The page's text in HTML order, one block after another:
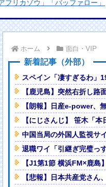
リカゾウ」「バッファロー」
い画像を投稿！
NEW!
なる（画像・動画あり）
ッ」店員「あの…？」ワイ「い
不良、3頭が死ぬ… 安住紳一郎
NEW!
可能割合が気になる事故のドラ
の人生が壮絶www NEW!
で脱がされる NEW!
亡、12人が負傷した事故。
ホーム 面白・VIP
新着記事（外部）
スペイン「凄すぎるわ」
【鹿児島】突然右折し
【朗報】日産e-power、
【にじさんじ】 笹木「
中国当局の外国人監視サ
退職ワイ「引継ぎ完璧っ
【J1第1節 横浜FM×鹿島
【悲報】日本共産党さ